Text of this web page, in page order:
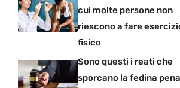
cui molte persone non
riescono a fare
fisico
Sono questi i reati che
sporcano la fedina